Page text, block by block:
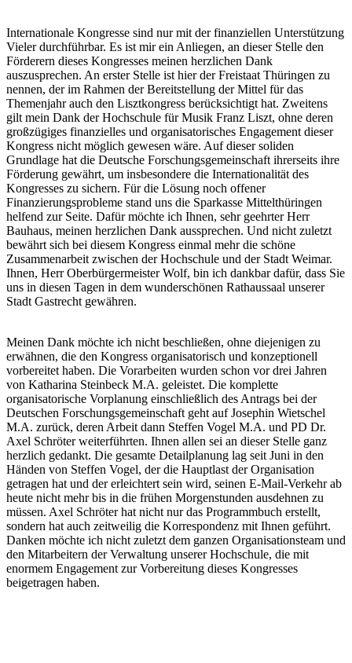
Internationale Kongresse sind nur mit der finanziellen Unterstützung
Vieler durchführbar. Es ist mir ein Anliegen, an dieser Stelle den
Förderern dieses Kongresses meinen herzlichen Dank
auszusprechen. An erster Stelle ist hier der Freistaat Thüringen zu
nennen, der im Rahmen der Bereitstellung der Mittel für das
Themenjahr auch den Lisztkongress berücksichtigt hat. Zweitens
gilt mein Dank der Hochschule für Musik Franz Liszt, ohne deren
großzügiges finanzielles und organisatorisches Engagement dieser
Kongress nicht möglich gewesen wäre. Auf dieser soliden
Grundlage hat die Deutsche Forschungsgemeinschaft ihrerseits ihre
Förderung gewährt, um insbesondere die Internationalität des
Kongresses zu sichern. Für die Lösung noch offener
Finanzierungsprobleme stand uns die Sparkasse Mittelthüringen
helfend zur Seite. Dafür möchte ich Ihnen, sehr geehrter Herr
Bauhaus, meinen herzlichen Dank aussprechen. Und nicht zuletzt
bewährt sich bei diesem Kongress einmal mehr die schöne
Zusammenarbeit zwischen der Hochschule und der Stadt Weimar.
Ihnen, Herr Oberbürgermeister Wolf, bin ich dankbar dafür, dass Sie
uns in diesen Tagen in dem wunderschönen Rathaussaal unserer
Stadt Gastrecht gewähren.
Meinen Dank möchte ich nicht beschließen, ohne diejenigen zu
erwähnen, die den Kongress organisatorisch und konzeptionell
vorbereitet haben. Die Vorarbeiten wurden schon vor drei Jahren
von Katharina Steinbeck M.A. geleistet. Die komplette
organisatorische Vorplanung einschließlich des Antrags bei der
Deutschen Forschungsgemeinschaft geht auf Josephin Wietschel
M.A. zurück, deren Arbeit dann Steffen Vogel M.A. und PD Dr.
Axel Schröter weiterführten. Ihnen allen sei an dieser Stelle ganz
herzlich gedankt. Die gesamte Detailplanung lag seit Juni in den
Händen von Steffen Vogel, der die Hauptlast der Organisation
getragen hat und der erleichtert sein wird, seinen E-Mail-Verkehr ab
heute nicht mehr bis in die frühen Morgenstunden ausdehnen zu
müssen. Axel Schröter hat nicht nur das Programmbuch erstellt,
sondern hat auch zeitweilig die Korrespondenz mit Ihnen geführt.
Danken möchte ich nicht zuletzt dem ganzen Organisationsteam und
den Mitarbeitern der Verwaltung unserer Hochschule, die mit
enormem Engagement zur Vorbereitung dieses Kongresses
beigetragen haben.